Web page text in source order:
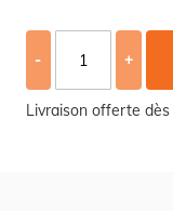
- +
Livraison offerte dès